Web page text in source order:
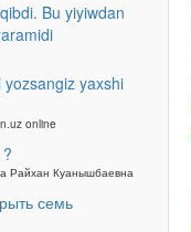
Bu yiyiwdan
yaxshi
online
Райхан Куанышбаевна
семь